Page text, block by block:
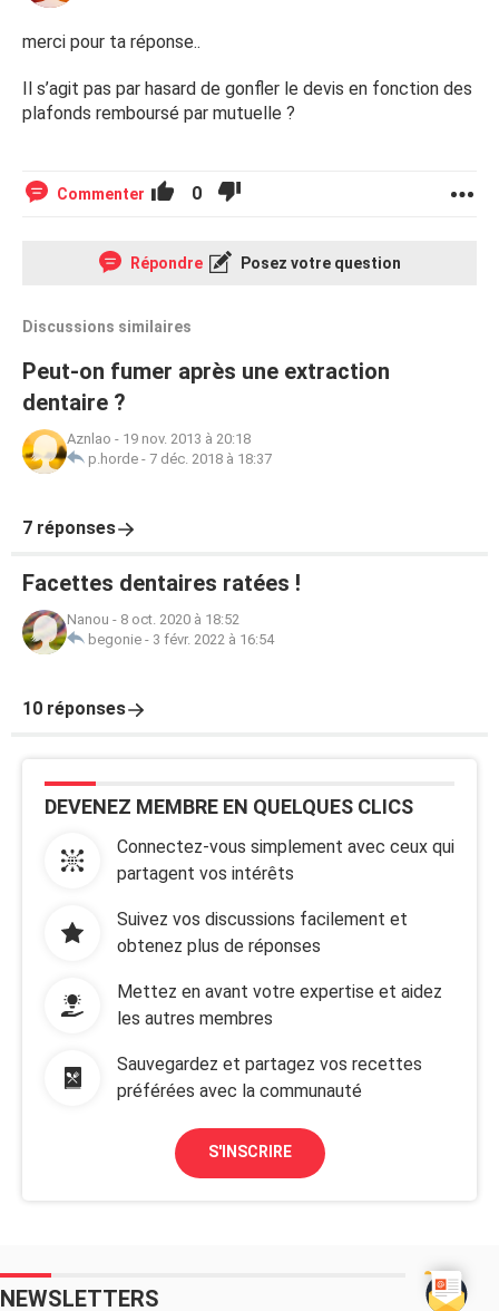
merci pour ta réponse..
Il s’agit pas par hasard de gonfler le devis en fonction des
plafonds remboursé par mutuelle ?
Commenter 0
Répondre Posez votre question
Discussions similaires
Peut-on fumer après une extraction
dentaire ?
Aznlao - 19 nov. 2013 à 20:18
p.horde - 7 déc. 2018 à 18:37
7 réponses
Facettes dentaires ratées !
Nanou - 8 oct. 2020 à 18:52
begonie - 3 févr. 2022 à 16:54
10 réponses
DEVENEZ MEMBRE EN QUELQUES CLICS
Connectez-vous simplement avec ceux qui
partagent vos intérêts
Suivez vos discussions facilement et
obtenez plus de réponses
Mettez en avant votre expertise et aidez
les autres membres
Sauvegardez et partagez vos recettes
préférées avec la communauté
S'INSCRIRE
NEWSLETTERS